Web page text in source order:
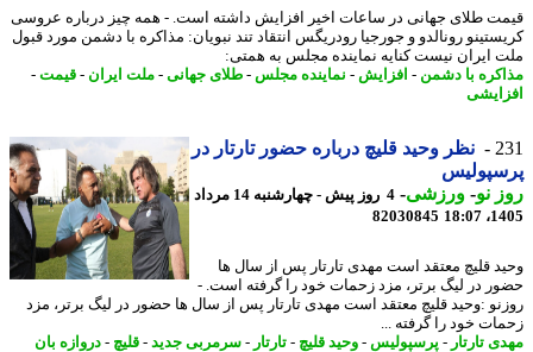
طلای جهانی در ساعات اخیر افزایش داشته است. - همه چیز درباره عروسی
رونالدو و جورجیا رودریگس انتقاد تند نبویان: مذاکره با دشمن مورد قبول
ایران نیست کنایه نماینده مجلس به همتی:
با دشمن-افزایش -نماینده مجلس-طلای جهانی-ملت ایران - قیمت-
نظر وحید قلیچ درباره حضور تارتار در
نو- ورزشی-
4 روز پیش - چهارشنبه 14 مرداد
82030845
قلیچ معتقد است مهدی تارتار پس از سال ها
در لیگ برتر، مزد زحمات خود را گرفته است. -
:وحید قلیچ معتقد است مهدی تارتار پس از سال ها حضور در لیگ برتر، مزد
خود را گرفته ...
تارتار- پرسپولیس-وحید قلیچ -تارتار- سرمربی جدید-قلیچ -دروازه بان